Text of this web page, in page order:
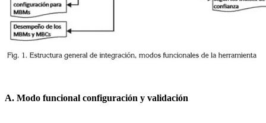
A. Modo funcional configuración y validación